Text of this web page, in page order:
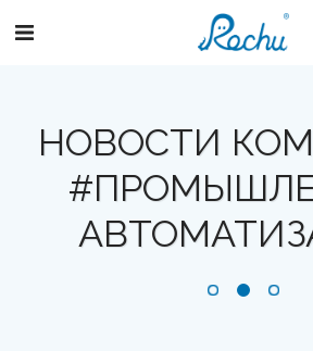
НОВОСТИ